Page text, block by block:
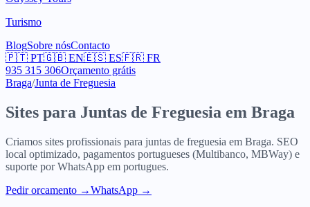
Turismo
BlogSobre nósContacto
🇵🇹 PT🇬🇧 EN🇪🇸 ES🇫🇷 FR
935 315 306Orçamento grátis
Braga/Junta de Freguesia
Sites para Juntas de Freguesia em Braga
Criamos sites profissionais para juntas de freguesia em Braga. SEO
local optimizado, pagamentos portugueses (Multibanco, MBWay) e
suporte por WhatsApp em portugues.
Pedir orcamento →WhatsApp →